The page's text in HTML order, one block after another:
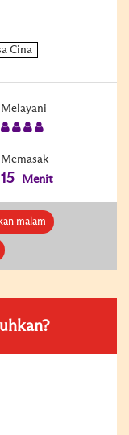
Melayani
Memasak
15 Menit
malam